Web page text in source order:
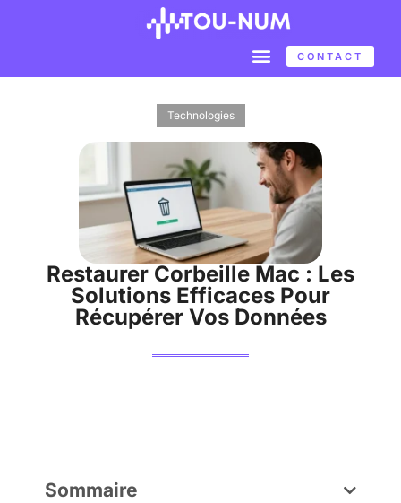
CONTACT
Technologies
Restaurer Corbeille Mac : Les
Solutions Efficaces Pour
Récupérer Vos Données
Sommaire